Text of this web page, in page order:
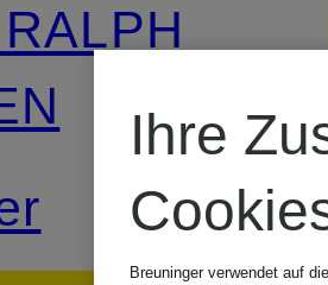
Ihre
Breuninger verwendet auf